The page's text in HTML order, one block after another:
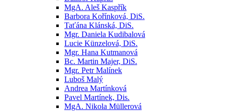
MgA. Aleš Kaspřík
Barbora Kořínková, DiS.
Taťána Klánská, DiS.
Mgr. Daniela Kudibalová
Lucie Künzelová, DiS.
Mgr. Hana Kutmanová
Bc. Martin Majer, DiS.
Mgr. Petr Malínek
Luboš Malý
Andrea Martínková
Pavel Martínek, Dis.
MgA. Nikola Müllerová